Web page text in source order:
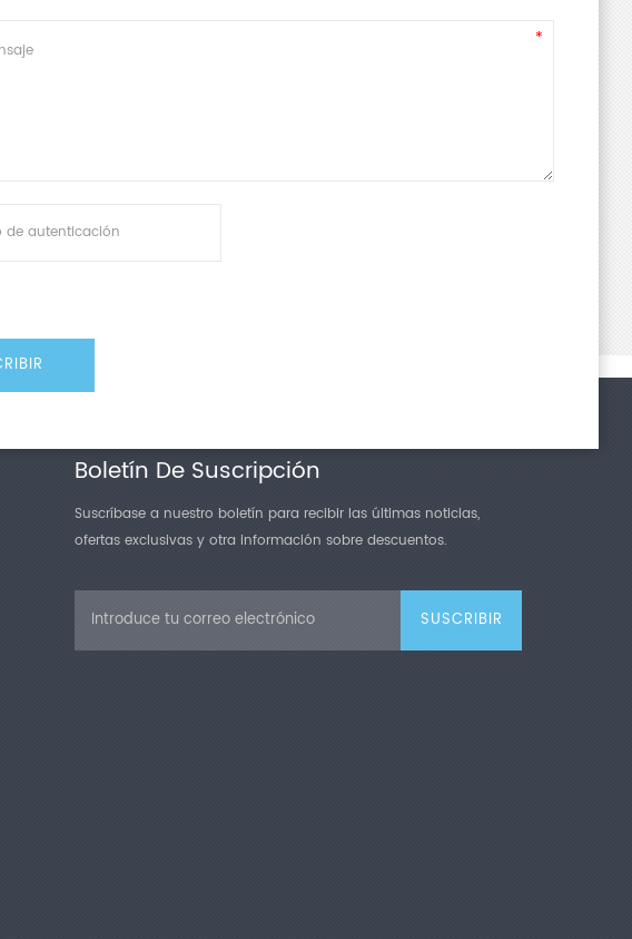
Boletín De Suscripción
Suscríbase a nuestro boletín para recibir las últimas noticias,
ofertas exclusivas y otra información sobre descuentos.